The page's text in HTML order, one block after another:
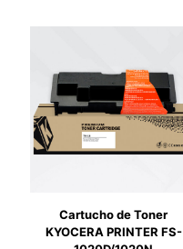
Cartucho de Toner
KYOCERA PRINTER FS-